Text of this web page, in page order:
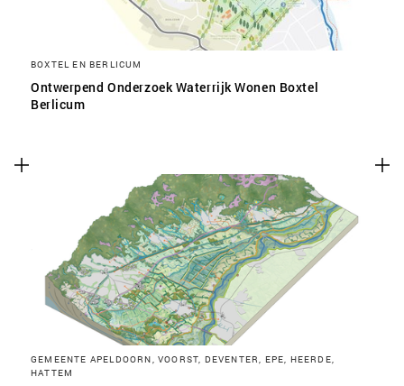
BOXTEL EN BERLICUM
Ontwerpend Onderzoek Waterrijk Wonen Boxtel
Berlicum
GEMEENTE APELDOORN, VOORST, DEVENTER, EPE, HEERDE,
HATTEM